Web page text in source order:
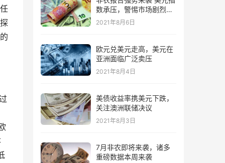
数承压，警惕市场剧烈波
动
2021年8月6日
欧元兑美元走高，美元在
亚洲面临广泛卖压
2021年8月4日
美债收益率携美元下跌，
关注澳洲联储决议
2021年8月3日
7月非农即将来袭，诸多
重磅数据本周来袭